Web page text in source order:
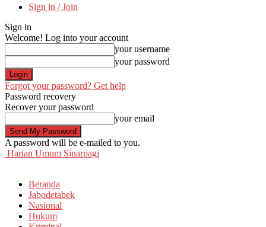
Sign in / Join
Sign in
Welcome! Log into your account
your username
your password
Forgot your password? Get help
Password recovery
Recover your password
your email
A password will be e-mailed to you.
Harian Umum Sinarpagi
Beranda
Jabodetabek
Nasional
Hukum